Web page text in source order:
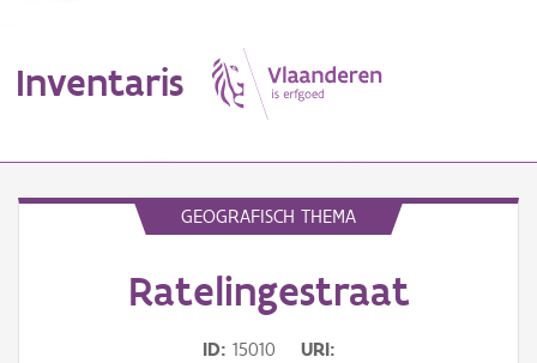
Inventaris
GEOGRAFISCH THEMA
Ratelingestraat
ID 15010
URI